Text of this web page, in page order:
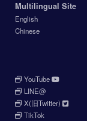
Multilingual Site
English
Chinese
YouTube
LINE@
X(旧Twitter)
TikTok